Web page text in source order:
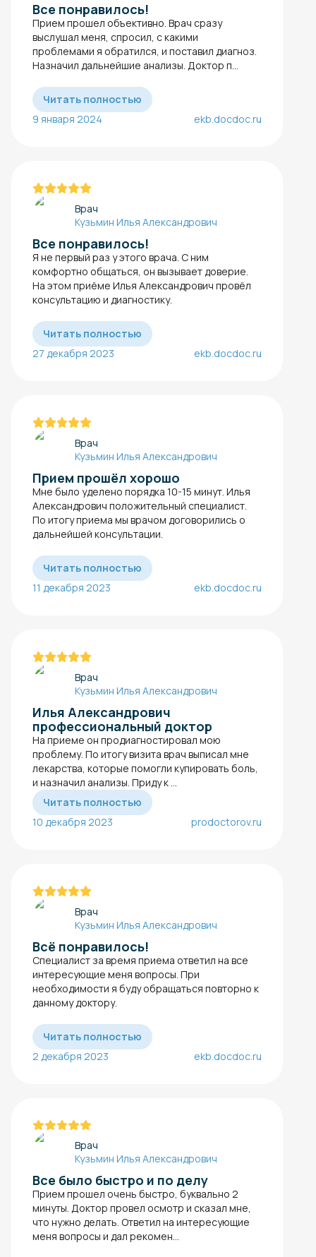
Все понравилось!
Прием прошел объективно. Врач сразу
выслушал меня, спросил, с какими
проблемами я обратился, и поставил диагноз.
Назначил дальнейшие анализы. Доктор п...
Читать полностью
9 января 2024
ekb.docdoc.ru
Врач
Кузьмин Илья Александрович
Все понравилось!
Я не первый раз у этого врача. С ним
комфортно общаться, он вызывает доверие.
На этом приёме Илья Александрович провёл
консультацию и диагностику.
Читать полностью
27 декабря 2023
ekb.docdoc.ru
Врач
Кузьмин Илья Александрович
Прием прошёл хорошо
Мне было уделено порядка 10-15 минут. Илья
Александрович положительный специалист.
По итогу приема мы врачом договорились о
дальнейшей консультации.
Читать полностью
11 декабря 2023
ekb.docdoc.ru
Врач
Кузьмин Илья Александрович
Илья Александрович
профессиональный доктор
На приеме он продиагностировал мою
проблему. По итогу визита врач выписал мне
лекарства, которые помогли купировать боль,
и назначил анализы. Приду к ...
Читать полностью
10 декабря 2023
prodoctorov.ru
Врач
Кузьмин Илья Александрович
Всё понравилось!
Специалист за время приема ответил на все
интересующие меня вопросы. При
необходимости я буду обращаться повторно к
данному доктору.
Читать полностью
2 декабря 2023
ekb.docdoc.ru
Врач
Кузьмин Илья Александрович
Все было быстро и по делу
Прием прошел очень быстро, буквально 2
минуты. Доктор провел осмотр и сказал мне,
что нужно делать. Ответил на интересующие
меня вопросы и дал рекомен...